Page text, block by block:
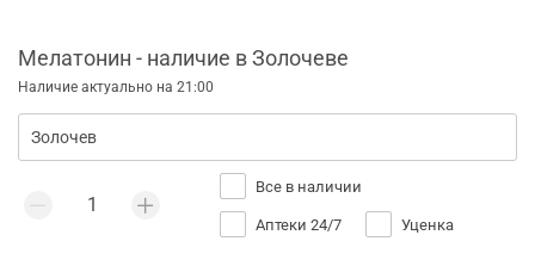
Мелатонин - наличие в Золочеве
Наличие актуально на 21:00
Все в наличии
Аптеки 24/7 Уценка